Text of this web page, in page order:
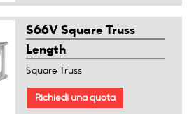
S66V Square Truss
Length
Square Truss
Richiedi una quota